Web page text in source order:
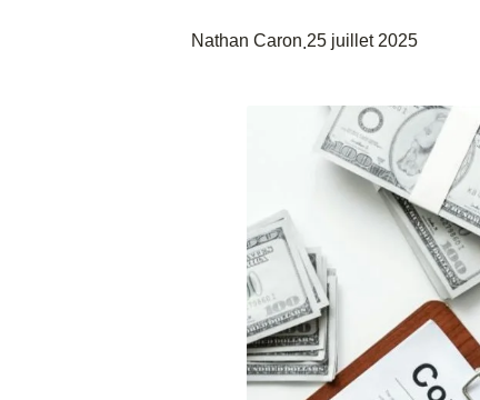
Nathan Caron.25 juillet 2025